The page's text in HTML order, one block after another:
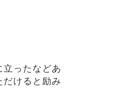
立ったなどあ
だけると励み